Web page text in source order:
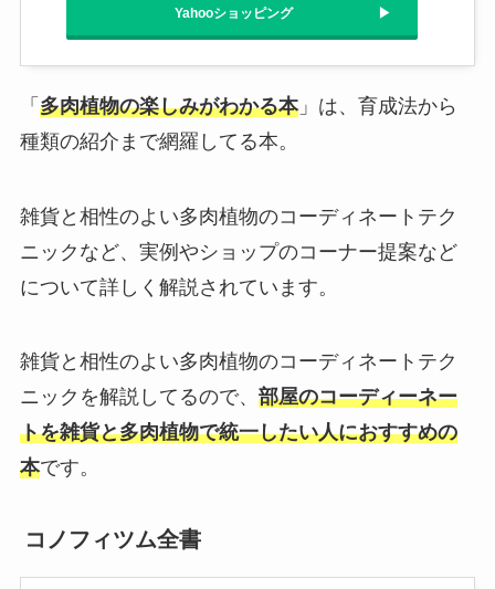
Yahooショッピング
「 多肉植物の楽しみがわかる本」は、育成法から
種類の紹介まで網羅してる本。
雑貨と相性のよい多肉植物のコーディネートテク
ニックなど、実例やショップのコーナー提案など
について詳しく解説されています。
雑貨と相性のよい多肉植物のコーディネートテク
ニックを解説してるので、 部屋のコーディーネー
トを雑貨と多肉植物で統一したい人におすすめの
本です。
コノフィツム全書